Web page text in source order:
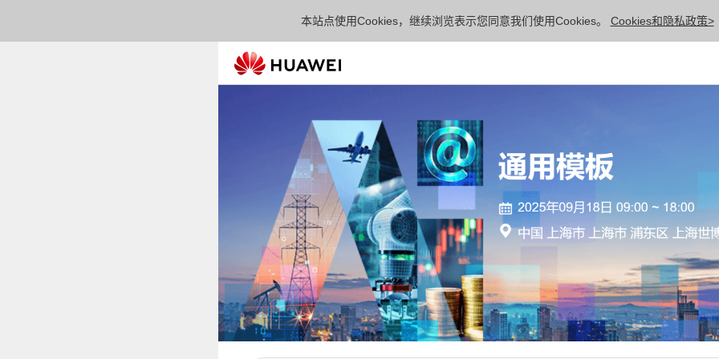
本站点使用Cookies，继续浏览表示您同意我们使用Cookies。 Cookies和隐私政策>